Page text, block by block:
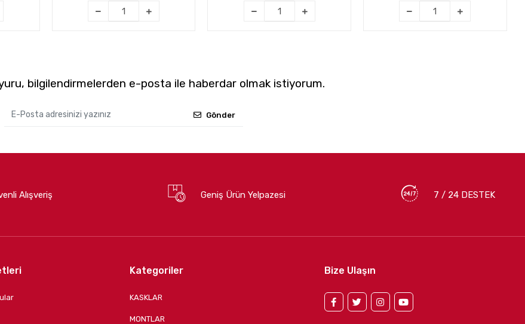
bilgilendirmelerden e-posta ile haberdar olmak istiyorum.
Gönder
Alışveriş Geniş Ürün Yelpazesi 7 / 24 DESTEK
Kategoriler
KASKLAR
MONTLAR
Bize Ulaşın